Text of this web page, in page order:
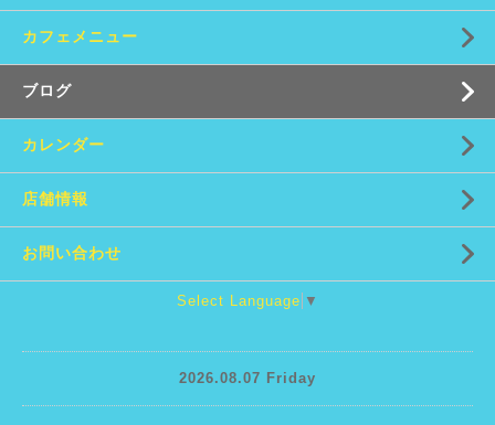
カフェメニュー
ブログ
カレンダー
店舗情報
お問い合わせ
Select Language ▼
2026.08.07 Friday